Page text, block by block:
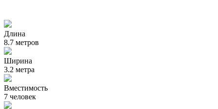
Длина
8.7 метров
Ширина
3.2 метра
Вместимость
7 человек